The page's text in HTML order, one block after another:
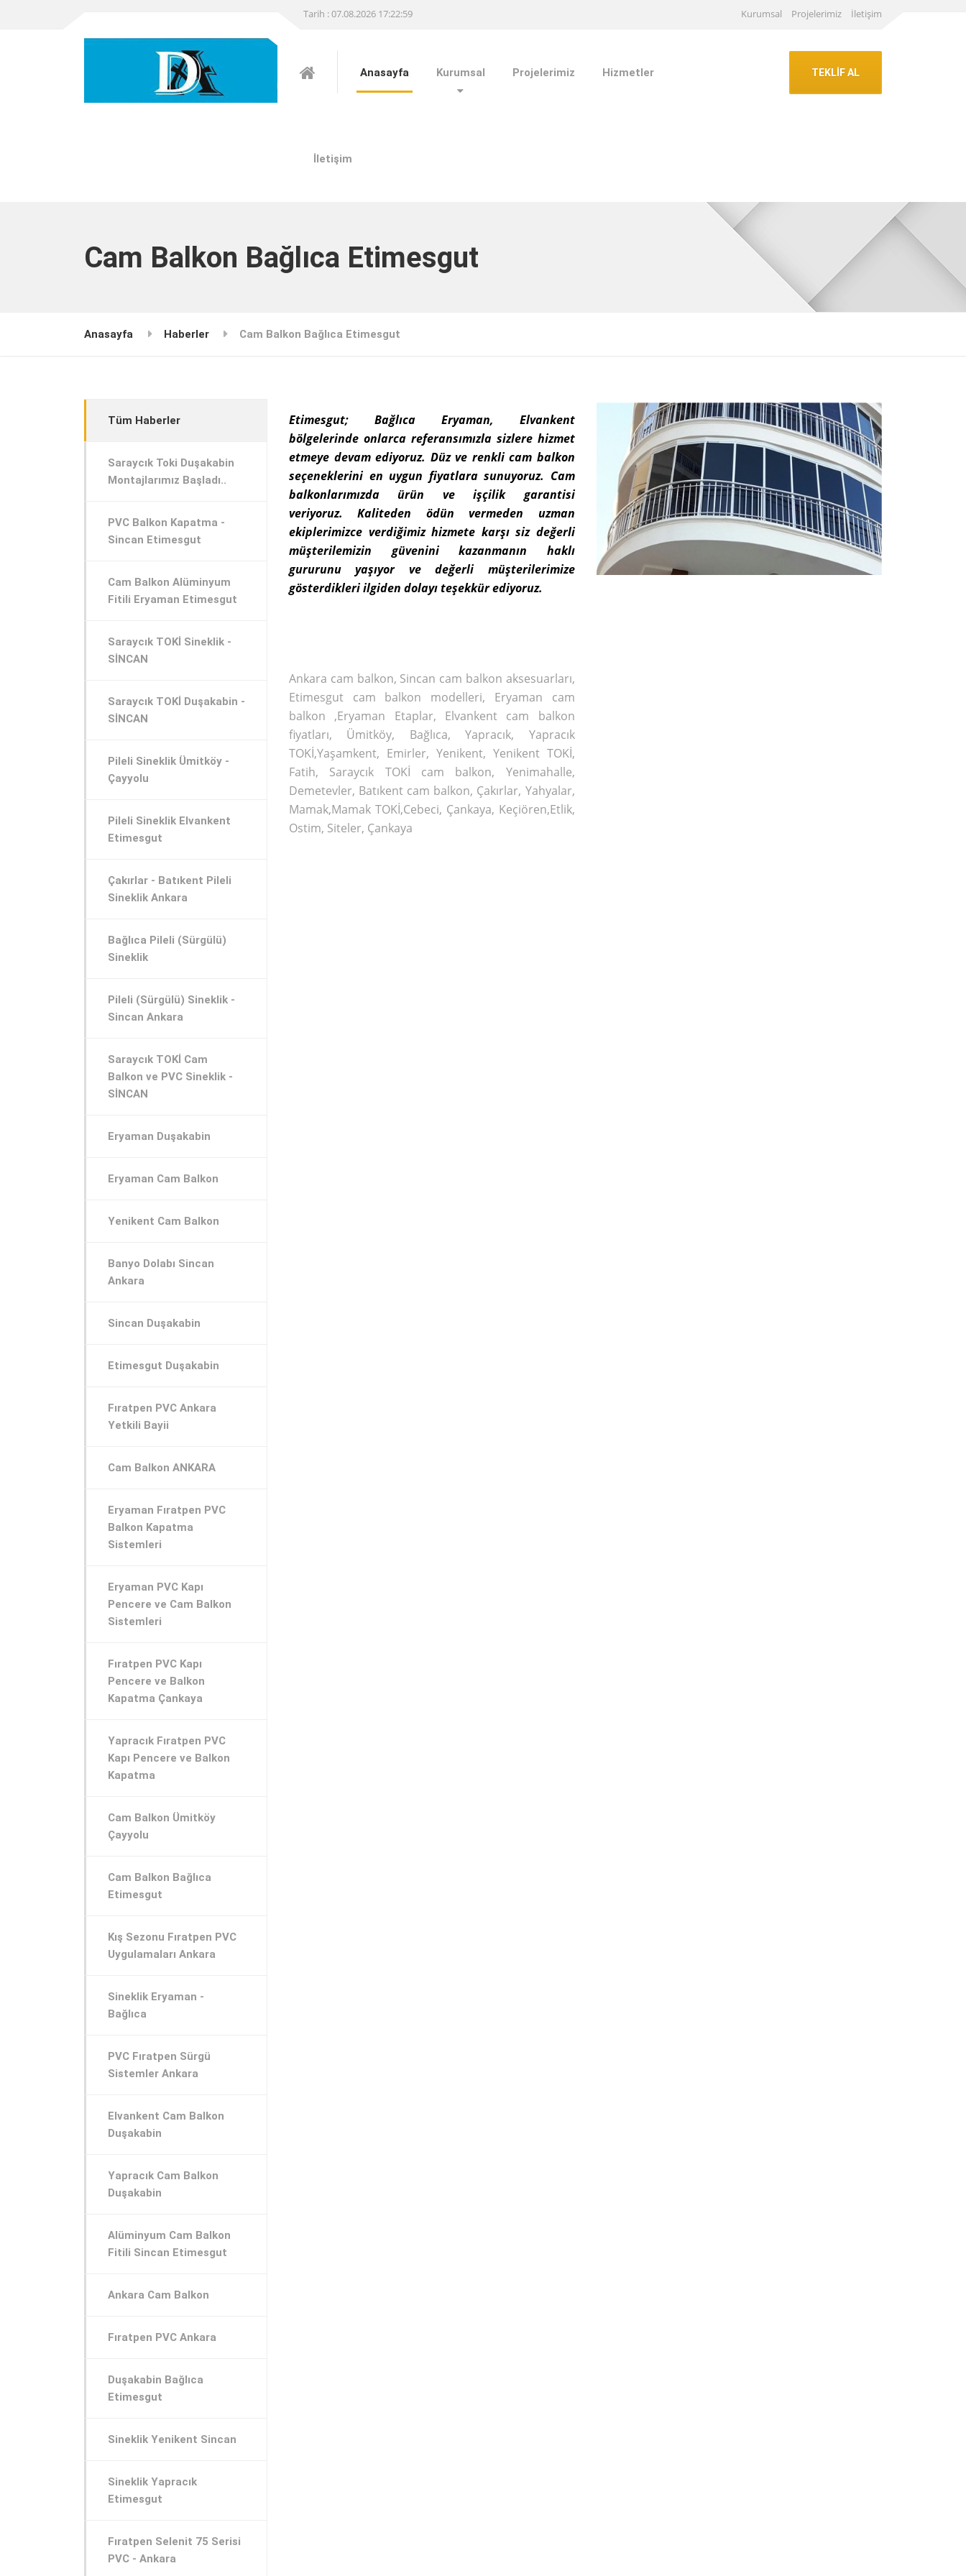
Tarih : 07.08.2026 17:22:59 Kurumsal Projelerimiz İletişim
Anasayfa Kurumsal Projelerimiz Hizmetler
İletişim
TEKLİF AL
Cam Balkon Bağlıca Etimesgut
Anasayfa Haberler Cam Balkon Bağlıca Etimesgut
Etimesgut; Bağlıca Eryaman, Elvankent
bölgelerinde onlarca referansımızla sizlere hizmet
etmeye devam ediyoruz. Düz ve renkli cam balkon
seçeneklerini en uygun fiyatlara sunuyoruz. Cam
balkonlarımızda ürün ve işçilik garantisi
veriyoruz. Kaliteden ödün vermeden uzman
ekiplerimizce verdiğimiz hizmete karşı siz değerli
müşterilemizin güvenini kazanmanın haklı
gururunu yaşıyor ve değerli müşterilerimize
gösterdikleri ilgiden dolayı teşekkür ediyoruz.
Ankara cam balkon, Sincan cam balkon aksesuarları,
Etimesgut cam balkon modelleri, Eryaman cam
balkon ,Eryaman Etaplar, Elvankent cam balkon
fiyatları, Ümitköy, Bağlıca, Yapracık, Yapracık
TOKİ,Yaşamkent, Emirler, Yenikent, Yenikent TOKİ,
Fatih, Saraycık TOKİ cam balkon, Yenimahalle,
Demetevler, Batıkent cam balkon, Çakırlar, Yahyalar,
Mamak,Mamak TOKİ,Cebeci, Çankaya, Keçiören,Etlik,
Ostim, Siteler, Çankaya
Tüm Haberler
Saraycık Toki Duşakabin
Montajlarımız Başladı..
PVC Balkon Kapatma -
Sincan Etimesgut
Cam Balkon Alüminyum
Fitili Eryaman Etimesgut
Saraycık TOKİ Sineklik -
SİNCAN
Saraycık TOKİ Duşakabin -
SİNCAN
Pileli Sineklik Ümitköy -
Çayyolu
Pileli Sineklik Elvankent
Etimesgut
Çakırlar - Batıkent Pileli
Sineklik Ankara
Bağlıca Pileli (Sürgülü)
Sineklik
Pileli (Sürgülü) Sineklik -
Sincan Ankara
Saraycık TOKİ Cam
Balkon ve PVC Sineklik -
SİNCAN
Eryaman Duşakabin
Eryaman Cam Balkon
Yenikent Cam Balkon
Banyo Dolabı Sincan
Ankara
Sincan Duşakabin
Etimesgut Duşakabin
Fıratpen PVC Ankara
Yetkili Bayii
Cam Balkon ANKARA
Eryaman Fıratpen PVC
Balkon Kapatma
Sistemleri
Eryaman PVC Kapı
Pencere ve Cam Balkon
Sistemleri
Fıratpen PVC Kapı
Pencere ve Balkon
Kapatma Çankaya
Yapracık Fıratpen PVC
Kapı Pencere ve Balkon
Kapatma
Cam Balkon Ümitköy
Çayyolu
Cam Balkon Bağlıca
Etimesgut
Kış Sezonu Fıratpen PVC
Uygulamaları Ankara
Sineklik Eryaman -
Bağlıca
PVC Fıratpen Sürgü
Sistemler Ankara
Elvankent Cam Balkon
Duşakabin
Yapracık Cam Balkon
Duşakabin
Alüminyum Cam Balkon
Fitili Sincan Etimesgut
Ankara Cam Balkon
Fıratpen PVC Ankara
Duşakabin Bağlıca
Etimesgut
Sineklik Yenikent Sincan
Sineklik Yapracık
Etimesgut
Fıratpen Selenit 75 Serisi
PVC - Ankara